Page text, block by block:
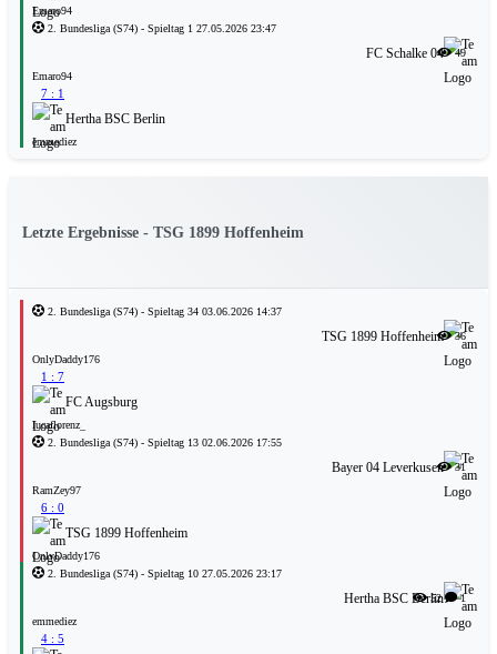
Emaro94
2. Bundesliga(S74) - Spieltag 1 27.05.2026 23:47
49
FC Schalke 04
Emaro94
7 : 1
Hertha BSC Berlin
emmediez
Letzte Ergebnisse - TSG 1899 Hoffenheim
2. Bundesliga(S74) - Spieltag 34 03.06.2026 14:37
36
TSG 1899 Hoffenheim
OnlyDaddy176
1 : 7
FC Augsburg
lucaflorenz_
2. Bundesliga(S74) - Spieltag 13 02.06.2026 17:55
31
Bayer 04 Leverkusen
RamZey97
6 : 0
TSG 1899 Hoffenheim
OnlyDaddy176
2. Bundesliga(S74) - Spieltag 10 27.05.2026 23:17
52
1
Hertha BSC Berlin
emmediez
4 : 5